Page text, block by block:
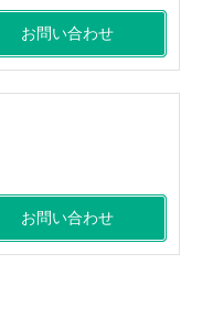
お問い合わせ
お問い合わせ